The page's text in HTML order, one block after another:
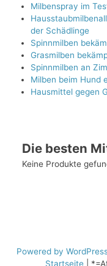
Milbenspray im
der Schädlinge
Spinnmilben
Grasmilben
Spinnmilben an
Milben beim Hund
Hausmittel gegen
Die besten
Keine Produkte
Powered by
Startseite |